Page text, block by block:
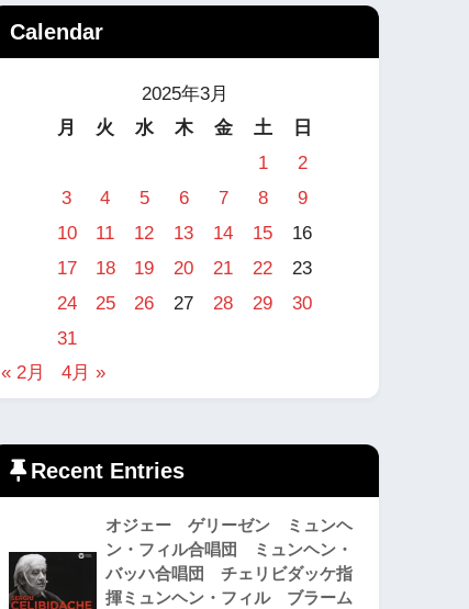
Calendar
2025年3月
月
火 水 木 金 土
日
1
2
3
4 5 6 7 8
9
10
11 12 13 14 15
16
17
18 19 20 21 22
23
24
25 26 27 28 29
30
31
« 2月
4月 »
Recent Entries
オジェー ゲリーゼン ミュンヘ
ン・フィル合唱団 ミュンヘン・
バッハ合唱団 チェリビダッケ指
揮ミュンヘン・フィル ブラーム